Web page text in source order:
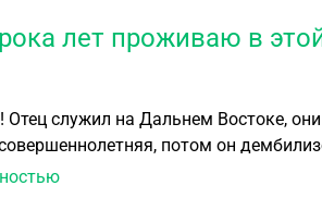
лет проживаю в
Отец служил на Дальнем Востоке,
потом он
отписать квартиру кому-то другому,